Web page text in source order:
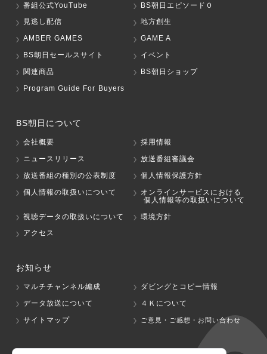
番組公式YouTube
BS朝日エピソード０
見逃し配信
地方創生
AMBER GAMES
GAME A
BS朝日セールスサイト
イベント
関連商品
BS朝日ショップ
Program Guide For Buyers
BS朝日について
会社概要
採用情報
ニュースリリース
放送番組審議会
放送番組の種別の公表制度
個人情報保護方針
個人情報の取扱いについて
オンラインサービスにおける
個人情報等の取扱いについて
視聴データの取扱いについて
環境方針
アクセス
お知らせ
マルチチャンネル編成
ダビングとコピー情報
データ放送について
４Ｋについて
サイトマップ
ご意見・ご感想・お問い合わせ